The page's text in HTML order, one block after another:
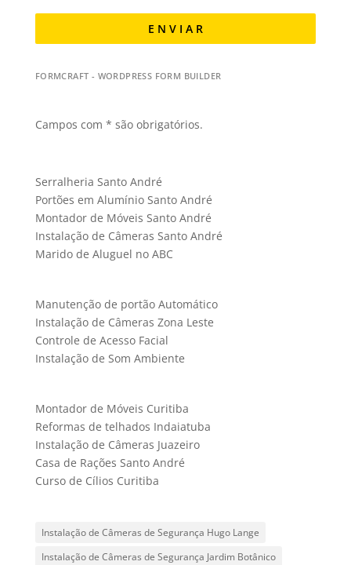
E N V I A R
FORMCRAFT - WORDPRESS FORM BUILDER
Campos com * são obrigatórios.
Serralheria Santo André
Portões em Alumínio Santo André
Montador de Móveis Santo André
Instalação de Câmeras Santo André
Marido de Aluguel no ABC
Manutenção de portão Automático
Instalação de Câmeras Zona Leste
Controle de Acesso Facial
Instalação de Som Ambiente
Montador de Móveis Curitiba
Reformas de telhados Indaiatuba
Instalação de Câmeras Juazeiro
Casa de Rações Santo André
Curso de Cílios Curitiba
Instalação de Câmeras de Segurança Hugo Lange
Instalação de Câmeras de Segurança Jardim Botânico